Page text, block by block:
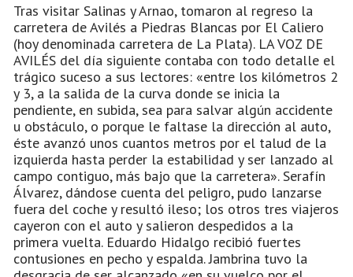
Tras visitar Salinas y Arnao, tomaron al regreso la
carretera de Avilés a Piedras Blancas por El Caliero
(hoy denominada carretera de La Plata). LA VOZ DE
AVILÉS del día siguiente contaba con todo detalle el
trágico suceso a sus lectores: «entre los kilómetros 2
y 3, a la salida de la curva donde se inicia la
pendiente, en subida, sea para salvar algún accidente
u obstáculo, o porque le faltase la dirección al auto,
éste avanzó unos cuantos metros por el talud de la
izquierda hasta perder la estabilidad y ser lanzado al
campo contiguo, más bajo que la carretera». Serafín
Álvarez, dándose cuenta del peligro, pudo lanzarse
fuera del coche y resultó ileso; los otros tres viajeros
cayeron con el auto y salieron despedidos a la
primera vuelta. Eduardo Hidalgo recibió fuertes
contusiones en pecho y espalda. Jambrina tuvo la